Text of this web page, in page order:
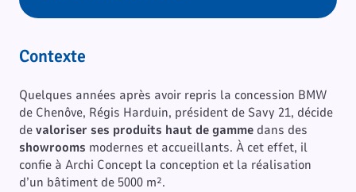
Contexte
Quelques années après avoir repris la concession BMW
de Chenôve, Régis Harduin, président de Savy 21, décide
devaloriser ses produits haut de gamme dans des
showrooms modernes et accueillants. À cet effet, il
confie à Archi Concept la conception et la réalisation
d’un bâtiment de 5000 m².